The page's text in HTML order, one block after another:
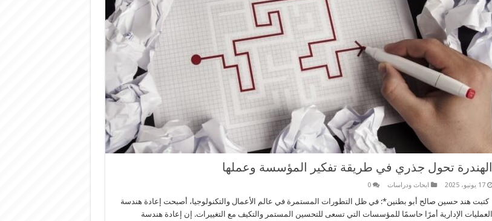
الهندرة تحول جذري في طريقة تفكير المؤسسة وعملها
17 يونيو، 2025 ابحاث ودراسات 0
كتبت هند حسين صالح أبو بطنين*: في ظل التطورات المستمرة في عالم الأعمال والتكنولوجيا، أصبحت إعادة هندسة
العمليات الإدارية أمرًا حاسمًا للمؤسسات التي تسعى للتحسين المستمر والتكيف مع التغييرات. إن إعادة هندسة